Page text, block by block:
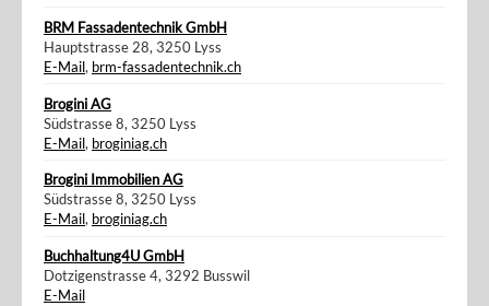
BRM Fassadentechnik GmbH
Hauptstrasse 28, 3250 Lyss
E-Mail, brm-fassadentechnik.ch
Brogini AG
Südstrasse 8, 3250 Lyss
E-Mail, broginiag.ch
Brogini Immobilien AG
Südstrasse 8, 3250 Lyss
E-Mail, broginiag.ch
Buchhaltung4U GmbH
Dotzigenstrasse 4, 3292 Busswil
E-Mail